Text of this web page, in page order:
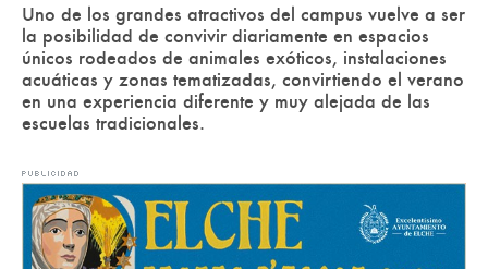
Uno de los grandes atractivos del campus vuelve a ser
la posibilidad de convivir diariamente en espacios
únicos rodeados de animales exóticos, instalaciones
acuáticas y zonas tematizadas, convirtiendo el verano
en una experiencia diferente y muy alejada de las
escuelas tradicionales.